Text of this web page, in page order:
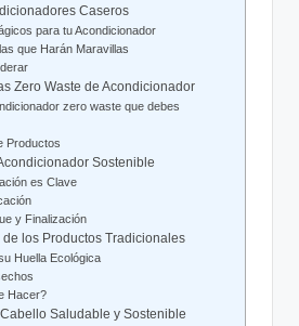
Caseros
para tu Acondicionador
que Harán Maravillas
Zero Waste de Acondicionador
zero waste que debes
Productos
Sostenible
es Clave
y Finalización
de los Productos Tradicionales
Huella Ecológica
Hacer?
Saludable y Sostenible